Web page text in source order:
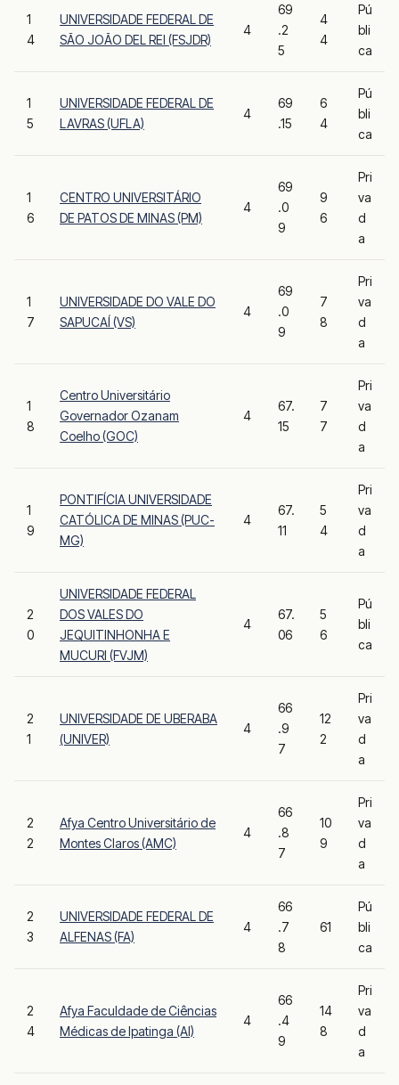
1
4
UNIVERSIDADE FEDERAL DE
SÃO JOÃO DEL REI (FSJDR)
4
69
.2
5
4
4
Pú
bli
ca
1
5
UNIVERSIDADE FEDERAL DE
LAVRAS (UFLA)
4
69
.15
6
4
Pú
bli
ca
1
6
CENTRO UNIVERSITÁRIO
DE PATOS DE MINAS (PM)
4
69
.0
9
9
6
Pri
va
d
a
1
7
UNIVERSIDADE DO VALE DO
SAPUCAÍ (VS)
4
69
.0
9
7
8
Pri
va
d
a
1
8
Centro Universitário
Governador Ozanam
Coelho (GOC)
4
67.
15
7
7
Pri
va
d
a
1
9
PONTIFÍCIA UNIVERSIDADE
CATÓLICA DE MINAS (PUC-
MG)
4
67.
11
5
4
Pri
va
d
a
2
0
UNIVERSIDADE FEDERAL
DOS VALES DO
JEQUITINHONHA E
MUCURI (FVJM)
4
67.
06
5
6
Pú
bli
ca
2
1
UNIVERSIDADE DE UBERABA
(UNIVER)
4
66
.9
7
12
2
Pri
va
d
a
2
2
Afya Centro Universitário de
Montes Claros (AMC)
4
66
.8
7
10
9
Pri
va
d
a
2
3
UNIVERSIDADE FEDERAL DE
ALFENAS (FA)
4
66
.7
8
61
Pú
bli
ca
2
4
Afya Faculdade de Ciências
Médicas de Ipatinga (AI)
4
66
.4
9
14
8
Pri
va
d
a